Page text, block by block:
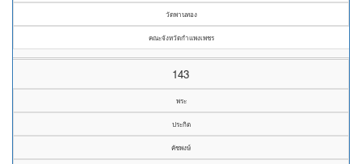
วัดพานทอง
คณะจังหวัดกำแพงเพชร
143
พระ
ประกิต
คัชพงษ์